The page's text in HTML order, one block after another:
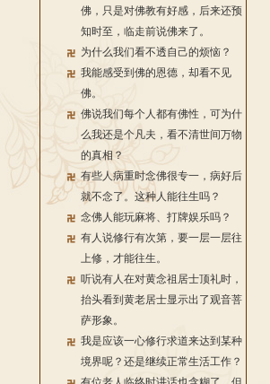
佛，只是对佛教有好感，后来还预
知时至，临走前说佛来了。
为什么我们看不透自己的烦恼？
我能感受到佛的恩德，却看不见
佛。
佛说我们每个人都有佛性，可为什
么我还是个凡夫，看不清世间万物
的真相？
有些人病重时念佛很专一，病好后
就不念了。这种人能往生吗？
念佛人能玩麻将、打牌娱乐吗？
有人说修行有次第，要一层一层往
上修，才能往生。
听说有人在对黄念祖居士顶礼时，
抬头看到黄老居士显示出了观音菩
萨形象。
我是应该一心修行求道来达到某种
境界呢？还是继续正常生活工作？